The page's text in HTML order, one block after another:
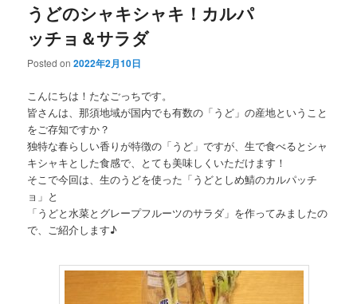
うどのシャキシャキ！カルパ
ッチョ＆サラダ
Posted on2022年2月10日
こんにちは！たなごっちです。
皆さんは、那須地域が国内でも有数の「うど」の産地ということ
をご存知ですか？
独特な春らしい香りが特徴の「うど」ですが、生で食べるとシャ
キシャキとした食感で、とても美味しくいただけます！
そこで今回は、生のうどを使った「うどとしめ鯖のカルパッチ
ョ」と
「うどと水菜とグレープフルーツのサラダ」を作ってみましたの
で、ご紹介します♪